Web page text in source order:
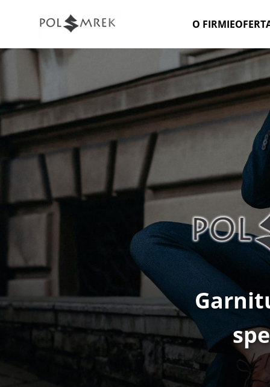
O FIRMIE